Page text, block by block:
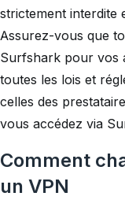
strictement interdite
Assurez-vous que
Surfshark pour vos
toutes les lois et
celles des
vous accédez via
Comment
un VPN